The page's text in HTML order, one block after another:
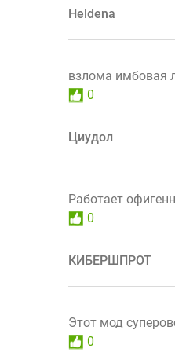
Heldena
взлома имбовая
0
Циудол
Работает
0
КИБЕРШПРОТ
Этот мод
0